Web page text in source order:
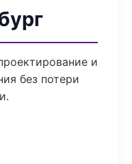
и
без потери